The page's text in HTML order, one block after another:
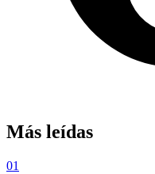
Más leídas
01